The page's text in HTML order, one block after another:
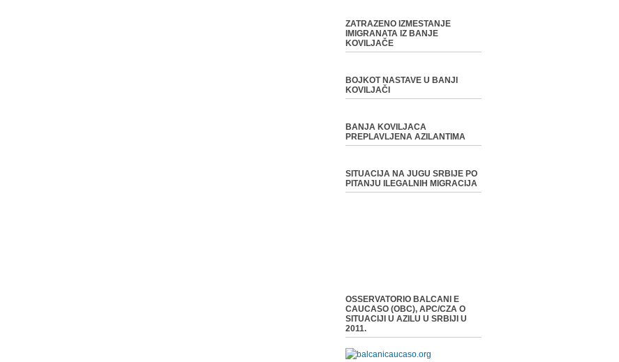
ZATRAZENO IZMESTANJE
IMIGRANATA IZ BANJE
KOVILJAČE
BOJKOT NASTAVE U BANJI
KOVILJAČI
BANJA KOVILJACA
PREPLAVLJENA AZILANTIMA
SITUACIJA NA JUGU SRBIJE PO
PITANJU ILEGALNIH MIGRACIJA
OSSERVATORIO BALCANI E
CAUCASO (OBC), APC/CZA O
SITUACIJI U AZILU U SRBIJI U
2011.